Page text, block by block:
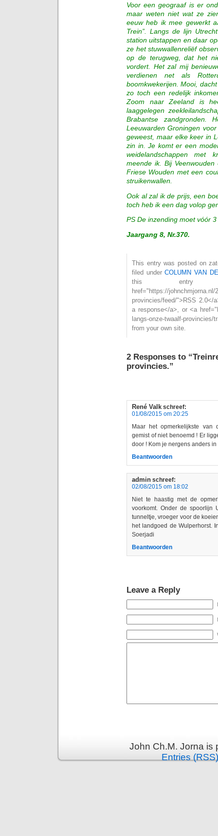
Voor een geograaf is er
maar weten niet wat ze
eeuw heb ik mee gewerkt
Trein”. Langs de lijn
station uitstappen en daar
ze het stuwwallenreliëf
op de terugweg, dat het
vordert. Het zal mij
verdienen net als
boomkwekerijen. Mooi,
zo toch een redelijk
Zoom naar Zeeland is
laaggelegen
Brabantse zandgronden.
Leeuwarden Groningen
geweest, maar elke keer in
zin in. Je komt er een
weidelandschappen met
meende ik. Bij
Friese Wouden met een
struikenwallen.
Ook al zal ik de prijs, een
toch heb ik een dag volop
PS De inzending moet vóór
Jaargang 8, Nr.370.
This entry was posted on
filed underCOLUMN VAN
this entry
href="https://johnchmjorna.nl/
provincies/feed/">RSS 2.0</
a response</a>, or <a
langs-onze-twaalf-
from your own site.
2 Responses to
provincies.”
René Valk schreef:
01/08/2015 om 20:25
Maar het opmerkelijkste van
gemist of niet benoemd ! Er
door ! Kom je nergens anders
Beantwoorden
admin schreef:
02/08/2015 om 18:02
Niet te haastig met de
voorkomt. Onder de spoorlijn
tunneltje, vroeger voor de
het landgoed de Wulperhorst.
Soerjadi
Beantwoorden
Leave a Reply
John Ch.M. Jorna
Entries (RSS)